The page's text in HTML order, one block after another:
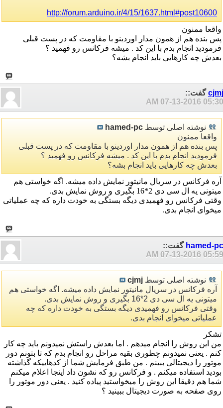
http://forum.arduino.ir/4/15/1637.html#post10600
واقعا ممنون
پس بنده هم از همون مدار اوردینو با مقاومت که در پست قبلی
فرمودید انجام بدم با این کد . میشه فرکانس رو فهمید ؟
بعدش چه کارهایی باید انجام بشه؟
cjmjگفت::
07-13-2016 05:30 AM
نوشته اصلی توسط hamed-pc
واقعا ممنون
پس بنده هم از همون مدار اوردینو با مقاومت که در پست قبلی
فرمودید انجام بدم با این کد . میشه فرکانس رو فهمید ؟
بعدش چه کارهایی باید انجام بشه؟
آره فرکانس در سریال مانیتور نمایش داده میشه. اگه خواستی هم
میتونی یه ال سی دی 2*16 بگیری و روش نمایش بدی.
وقتی فرکانس رو فهمیدی دیگه بستگی به خودت داره که چه عملیاتی
میخوای انجام بدی.
hamed-pc گفت::
07-13-2016 05:59 AM
نوشته اصلی توسط cjmj
آره فرکانس در سریال مانیتور نمایش داده میشه. اگه خواستی هم
میتونی یه ال سی دی 2*16 بگیری و روش نمایش بدی.
وقتی فرکانس رو فهمیدی دیگه بستگی به خودت داره که چه
عملیاتی میخوای انجام بدی.
تشکر
من این روش را انجام میدهم . اما بعدش راستش نمیدونم باید چه کار
کنم . یعنی نمیدونم چطوری بقیه مراحل رو انجام بدم که تا بتونم دور
موتور را دیجیتالی ببینم . من طبق فرمایش شما از کدهاییکه گذاشته
بودید استفاده میکنم . و فرکانس رو که نشون داد اینجا اعلام میکنم
شما هم دقیقا این روش را میخواستید پیاده کنید . یعنی دور موتور را
روی صفحه به صورت دیجیتال ببینید ؟